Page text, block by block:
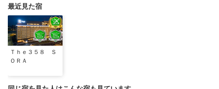
最近見た宿
Ｔｈｅ３５８ Ｓ
ＯＲＡ